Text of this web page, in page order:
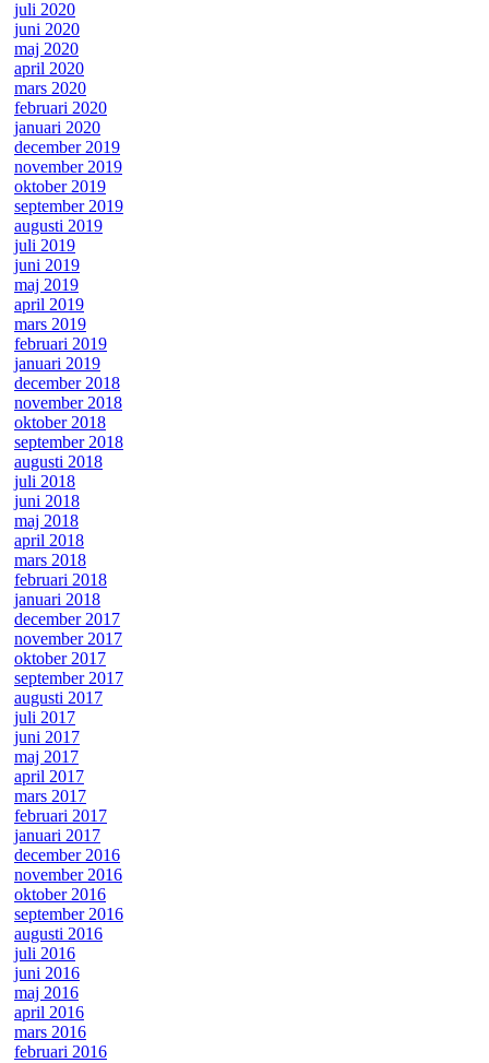
juli 2020
juni 2020
maj 2020
april 2020
mars 2020
februari 2020
januari 2020
december 2019
november 2019
oktober 2019
september 2019
augusti 2019
juli 2019
juni 2019
maj 2019
april 2019
mars 2019
februari 2019
januari 2019
december 2018
november 2018
oktober 2018
september 2018
augusti 2018
juli 2018
juni 2018
maj 2018
april 2018
mars 2018
februari 2018
januari 2018
december 2017
november 2017
oktober 2017
september 2017
augusti 2017
juli 2017
juni 2017
maj 2017
april 2017
mars 2017
februari 2017
januari 2017
december 2016
november 2016
oktober 2016
september 2016
augusti 2016
juli 2016
juni 2016
maj 2016
april 2016
mars 2016
februari 2016